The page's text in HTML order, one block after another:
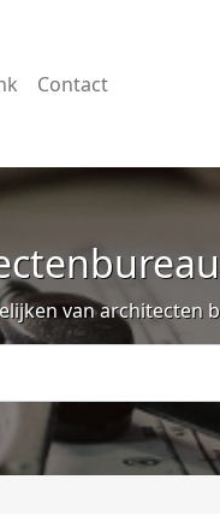
Contact
van architecten